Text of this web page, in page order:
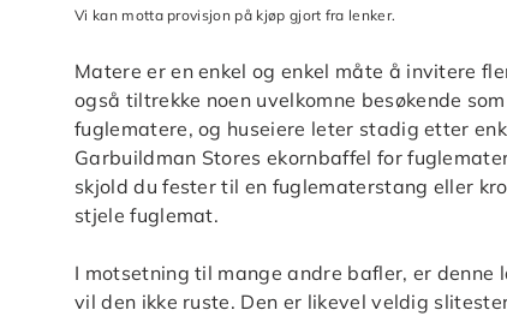
Vi kan motta provisjon på kjøp gjort fra lenker.
Matere er en enkel og enkel måte å invitere
også tiltrekke noen uvelkomne besøkende
fuglematere, og huseiere leter stadig etter
Garbuildman Stores ekornbaffel for
skjold du fester til en fuglematerstang eller
stjele fuglemat.
I motsetning til mange andre bafler, er
vil den ikke ruste. Den er likevel veldig